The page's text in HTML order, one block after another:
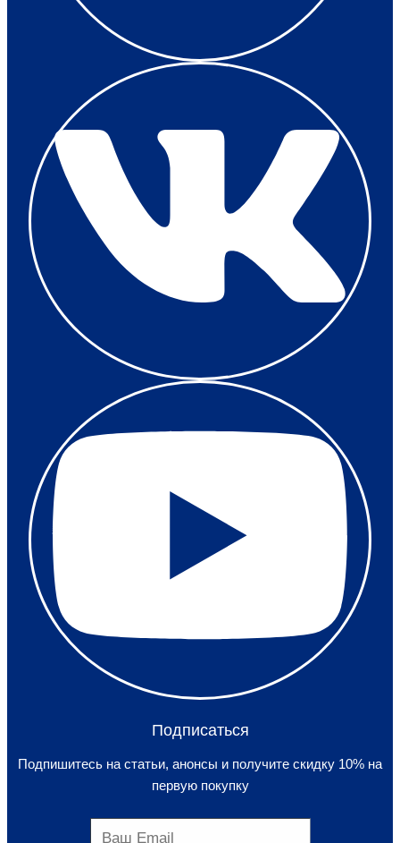
Подписаться
Подпишитесь на статьи, анонсы и получите скидку 10% на
первую покупку